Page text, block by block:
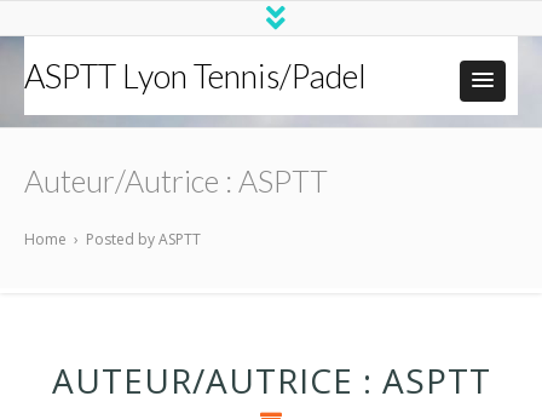
ASPTT Lyon Tennis/Padel
Auteur/autrice : ASPTT
Home › Posted by ASPTT
AUTEUR/AUTRICE : ASPTT